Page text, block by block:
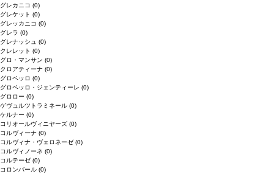
グレカニコ (0)
グレケット (0)
グレッカニコ (0)
グレラ (0)
グレナッシュ (0)
クレレット (0)
グロ・マンサン (0)
クロアティーナ (0)
グロペッロ (0)
グロペッロ・ジェンティーレ (0)
グロロー (0)
ゲヴュルツトラミネール (0)
ケルナー (0)
コリオールヴィニヤーズ (0)
コルヴィーナ (0)
コルヴィナ・ヴェロネーゼ (0)
コルヴィノーネ (0)
コルテーゼ (0)
コロンバール (0)